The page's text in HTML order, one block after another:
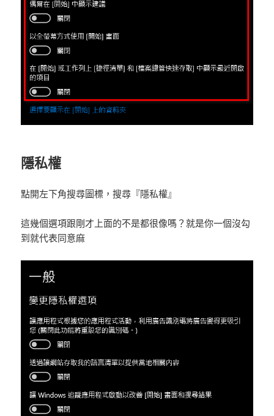
隱私權
點開左下角搜尋圖標，搜尋『隱私權』
這幾個選項跟剛才上面的不是都很像嗎？就是你一個沒勾
到就代表同意麻